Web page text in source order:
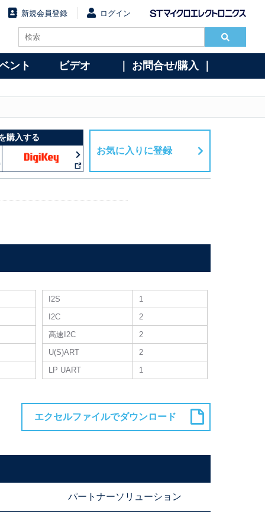
新規会員登録 ログイン
ント ビデオ ｜ お問合せ/購入 ｜
購入する
お気に入りに登録
I2S
1
I2C
2
高速I2C
2
U(S)ART
2
LP UART
1
パートナーソリューション